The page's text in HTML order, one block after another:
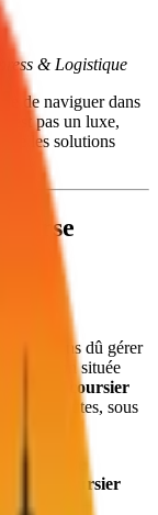
& Logistique
de naviguer dans
n'est pas un luxe,
les solutions
17h
avons dû gérer
située
livraison coursier
45 minutes, sous
été le
coursier